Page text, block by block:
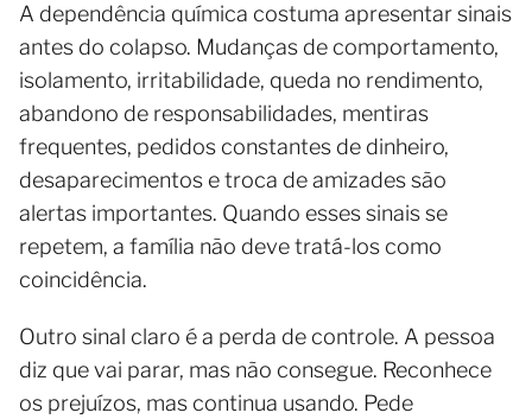
A dependência química costuma apresentar sinais
antes do colapso. Mudanças de comportamento,
isolamento, irritabilidade, queda no rendimento,
abandono de responsabilidades, mentiras
frequentes, pedidos constantes de dinheiro,
desaparecimentos e troca de amizades são
alertas importantes. Quando esses sinais se
repetem, a família não deve tratá-los como
coincidência.
Outro sinal claro é a perda de controle. A pessoa
diz que vai parar, mas não consegue. Reconhece
os prejuízos, mas continua usando. Pede